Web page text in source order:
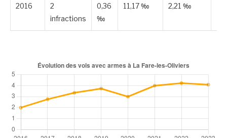
2016
2
infractions
0,36
‰
11,17 ‰ 2,21 ‰